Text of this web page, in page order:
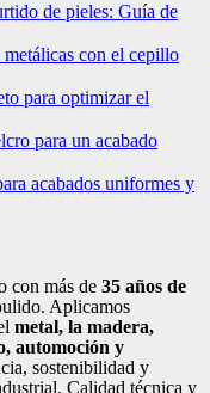
de pieles: Guía de
con el cepillo
para optimizar el
para un acabado
acabados uniformes y
con más de 35 años de
Aplicamos
metal, la madera,
automoción y
sostenibilidad y
Calidad técnica y